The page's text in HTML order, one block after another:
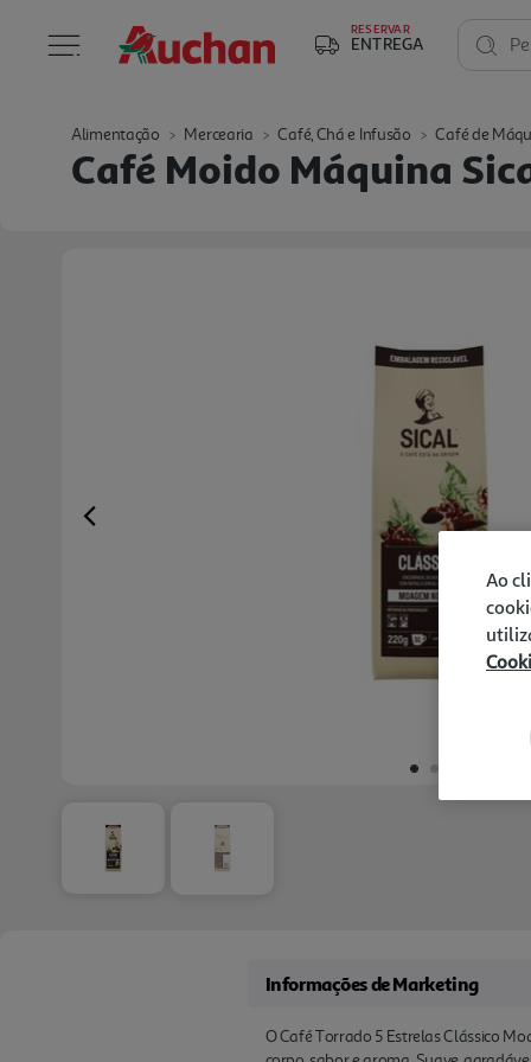
RESERVAR
ENTREGA
Alimentação Mercearia Café, Chá e Infusão Café de
Café Moido Máquina
Previous
Informações de Marketing
O Café Torrado 5 Estrelas Clássico
Ao